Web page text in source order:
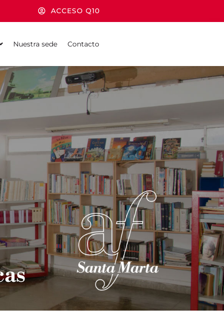
ACCESO Q10
Nuestra sede Contacto